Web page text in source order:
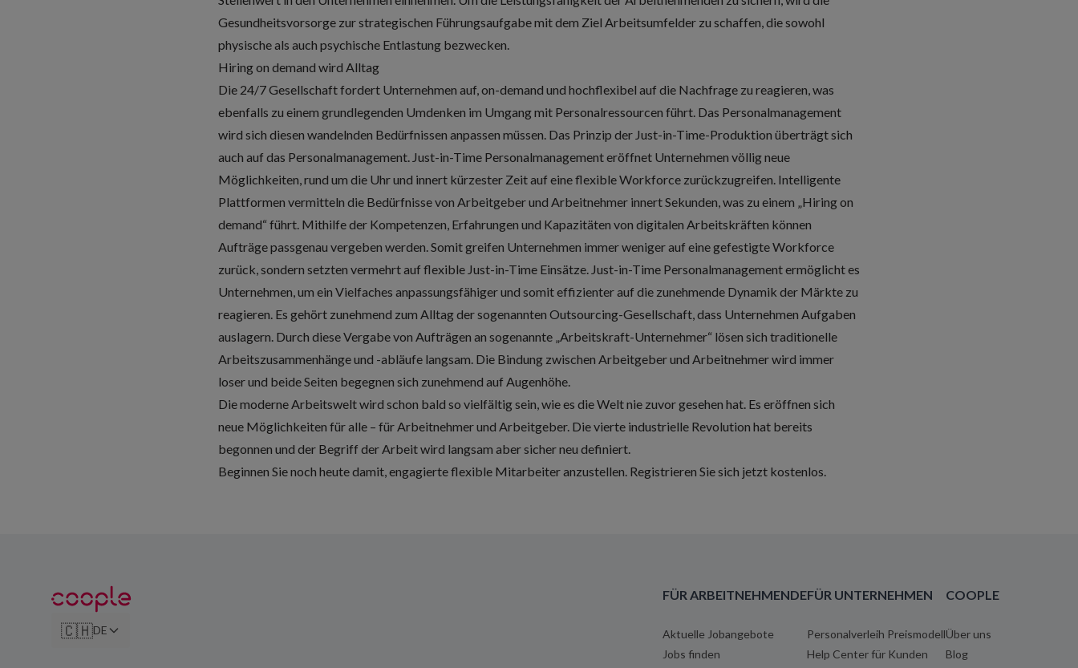
Gesundheitsvorsorge zur strategischen Führungsaufgabe mit dem Ziel Arbeitsumfelder zu schaffen, die sowohl
physische als auch psychische Entlastung bezwecken.
Hiring on demand wird Alltag
Die 24/7 Gesellschaft fordert Unternehmen auf, on-demand und hochflexibel auf die Nachfrage zu reagieren, was
ebenfalls zu einem grundlegenden Umdenken im Umgang mit Personalressourcen führt. Das Personalmanagement
wird sich diesen wandelnden Bedürfnissen anpassen müssen. Das Prinzip der Just-in-Time-Produktion überträgt sich
auch auf das Personalmanagement. Just-in-Time Personalmanagement eröffnet Unternehmen völlig neue
Möglichkeiten, rund um die Uhr und innert kürzester Zeit auf eine flexible Workforce zurückzugreifen. Intelligente
Plattformen vermitteln die Bedürfnisse von Arbeitgeber und Arbeitnehmer innert Sekunden, was zu einem „Hiring on
demand“ führt. Mithilfe der Kompetenzen, Erfahrungen und Kapazitäten von digitalen Arbeitskräften können
Aufträge passgenau vergeben werden. Somit greifen Unternehmen immer weniger auf eine gefestigte Workforce
zurück, sondern setzten vermehrt auf flexible Just-in-Time Einsätze. Just-in-Time Personalmanagement ermöglicht es
Unternehmen, um ein Vielfaches anpassungsfähiger und somit effizienter auf die zunehmende Dynamik der Märkte zu
reagieren. Es gehört zunehmend zum Alltag der sogenannten Outsourcing-Gesellschaft, dass Unternehmen Aufgaben
auslagern. Durch diese Vergabe von Aufträgen an sogenannte „Arbeitskraft-Unternehmer“ lösen sich traditionelle
Arbeitszusammenhänge und -abläufe langsam. Die Bindung zwischen Arbeitgeber und Arbeitnehmer wird immer
loser und beide Seiten begegnen sich zunehmend auf Augenhöhe.
Die moderne Arbeitswelt wird schon bald so vielfältig sein, wie es die Welt nie zuvor gesehen hat. Es eröffnen sich
neue Möglichkeiten für alle – für Arbeitnehmer und Arbeitgeber. Die vierte industrielle Revolution hat bereits
begonnen und der Begriff der Arbeit wird langsam aber sicher neu definiert.
Beginnen Sie noch heute damit, engagierte flexible Mitarbeiter anzustellen. Registrieren Sie sich jetzt kostenlos.
🇨🇭DE
FÜR ARBEITNEHMENDE
Aktuelle Jobangebote
Jobs finden
FÜR UNTERNEHMEN
Personalverleih Preismodell
Help Center für Kunden
COOPLE
Über uns
Blog